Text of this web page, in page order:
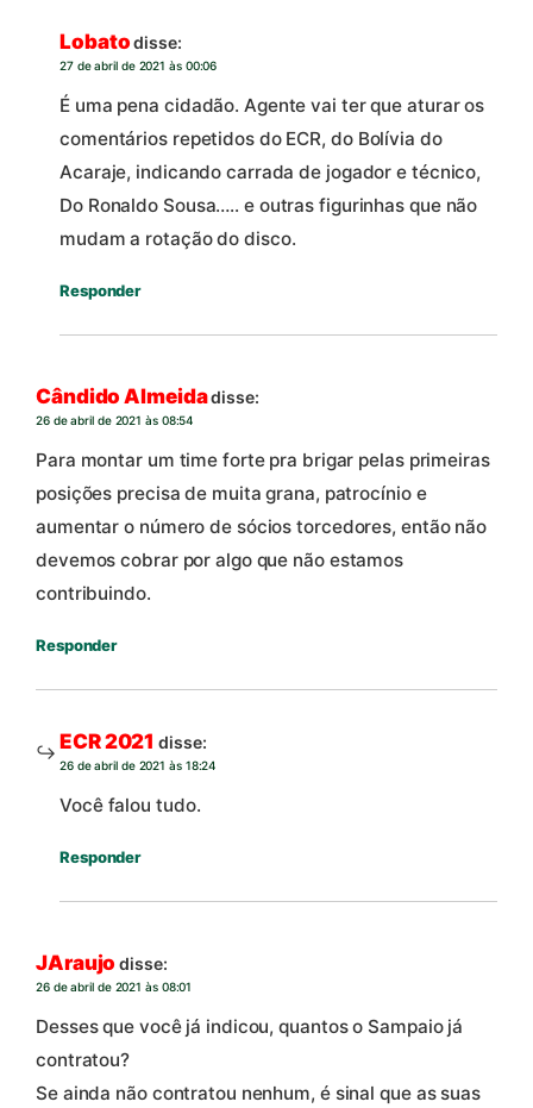
Lobatodisse:
27 de abril de 2021 às 00:06
É uma pena cidadão. Agente vai ter que aturar os
comentários repetidos do ECR, do Bolívia do
Acaraje, indicando carrada de jogador e técnico,
Do Ronaldo Sousa….. e outras figurinhas que não
mudam a rotação do disco.
Responder
Cândido Almeidadisse:
26 de abril de 2021 às 08:54
Para montar um time forte pra brigar pelas primeiras
posições precisa de muita grana, patrocínio e
aumentar o número de sócios torcedores, então não
devemos cobrar por algo que não estamos
contribuindo.
Responder
ECR 2021 disse:
26 de abril de 2021 às 18:24
Você falou tudo.
Responder
JAraujo disse:
26 de abril de 2021 às 08:01
Desses que você já indicou, quantos o Sampaio já
contratou?
Se ainda não contratou nenhum, é sinal que as suas